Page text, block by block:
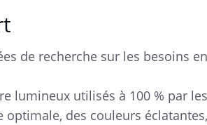
de recherche sur les besoins
lumineux utilisés à 100 % par
optimale, des couleurs